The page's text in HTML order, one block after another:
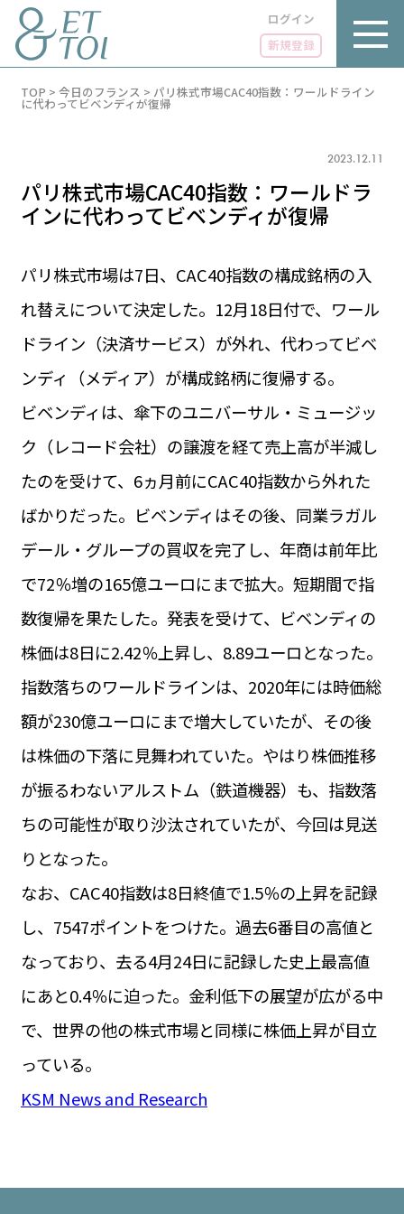
ログイン
新規登録
LUXE
グルメ
LIFE STYLE
BUSINESS
ビジネス・キャリア
INFOS PRATIQUES
TAG
タグ
#パリ
#お土産 #トリビア
#データで読み解くフランス
#フランスの教育制度
#アプリ
#いざという時に
#カルカッソンヌ Carcassonne
#サステナブル
#フランス生活
#レシピ #ビューティー
#コスメ
#アルザス地方
#フランスの地方 #フロマージュ
#おでかけ
PARIS 14℃ / 12℃
FR 13:46 ／ JP 20:46
1€＝182.37円
お問い合わせ
運営会社
サイトポリシー
TOP > 今日のフランス > パリ株式市場CAC40指数：ワールドライン
に代わってビベンディが復帰
2023.12.11
パリ株式市場CAC40指数：ワールドラ
インに代わってビベンディが復帰
パリ株式市場は7日、CAC40指数の構成銘柄の入
れ替えについて決定した。12月18日付で、ワール
ドライン（決済サービス）が外れ、代わってビベ
ンディ（メディア）が構成銘柄に復帰する。
ビベンディは、傘下のユニバーサル・ミュージッ
ク（レコード会社）の譲渡を経て売上高が半減し
たのを受けて、6ヵ月前にCAC40指数から外れた
ばかりだった。ビベンディはその後、同業ラガル
デール・グループの買収を完了し、年商は前年比
で72％増の165億ユーロにまで拡大。短期間で指
数復帰を果たした。発表を受けて、ビベンディの
株価は8日に2.42％上昇し、8.89ユーロとなった。
指数落ちのワールドラインは、2020年には時価総
額が230億ユーロにまで増大していたが、その後
は株価の下落に見舞われていた。やはり株価推移
が振るわないアルストム（鉄道機器）も、指数落
ちの可能性が取り沙汰されていたが、今回は見送
りとなった。
なお、CAC40指数は8日終値で1.5％の上昇を記録
し、7547ポイントをつけた。過去6番目の高値と
なっており、去る4月24日に記録した史上最高値
にあと0.4％に迫った。金利低下の展望が広がる中
で、世界の他の株式市場と同様に株価上昇が目立
っている。
KSM News and Research